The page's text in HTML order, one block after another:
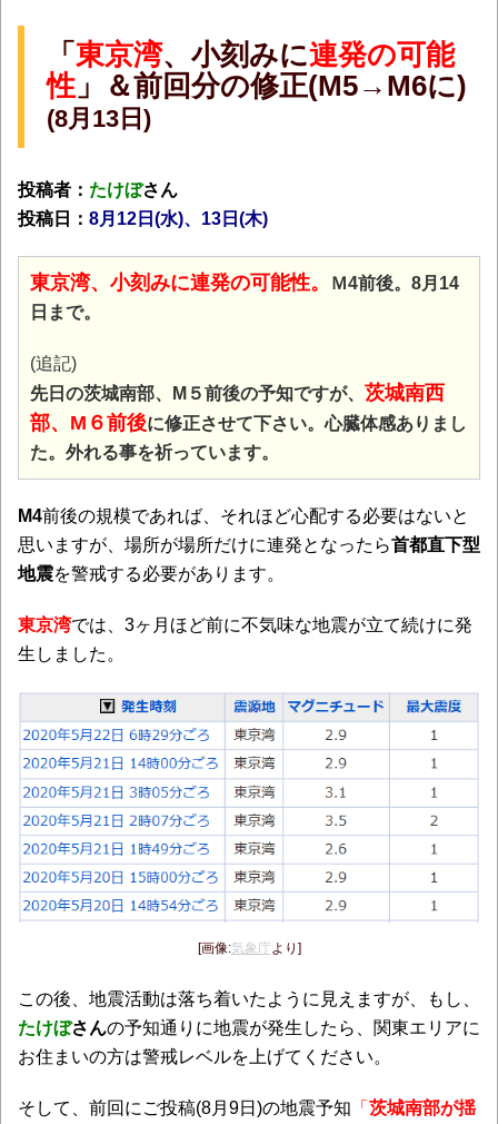
「 東京湾、小刻みに連発の可能
性」 ＆前回分の修正(M5→M6に)
(8月13日)
投稿者： たけぼさん
投稿日： 8月12日(水)、13日(木)
東京湾、小刻みに連発の可能性。
Ｍ4前後。8月14
日まで。
(追記)
先日の茨城南部、M５前後の予知ですが、 茨城南西
部、M６前後に修正させて下さい。心臓体感ありまし
た。外れる事を祈っています。
M4前後の規模であれば、それほど心配する必要はないと
思いますが、場所が場所だけに連発となったら首都直下型
地震を警戒する必要があります。
東京湾では、3ヶ月ほど前に不気味な地震が立て続けに発
生しました。
[画像:気象庁より]
この後、地震活動は落ち着いたように見えますが、もし、
たけぼさんの予知通りに地震が発生したら、関東エリアに
お住まいの方は警戒レベルを上げてください。
そして、前回にご投稿(8月9日)の地震予知 「 茨城南部が揺